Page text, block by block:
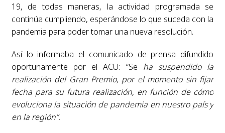
19, de todas maneras, la actividad programada se
continúa cumpliendo, esperándose lo que suceda con la
pandemia para poder tomar una nueva resolución.
Así lo informaba el comunicado de prensa difundido
oportunamente por el ACU: “Se ha suspendido la
realización del Gran Premio, por el momento sin fijar
fecha para su futura realización, en función de cómo
evoluciona la situación de pandemia en nuestro país y
en la región”.